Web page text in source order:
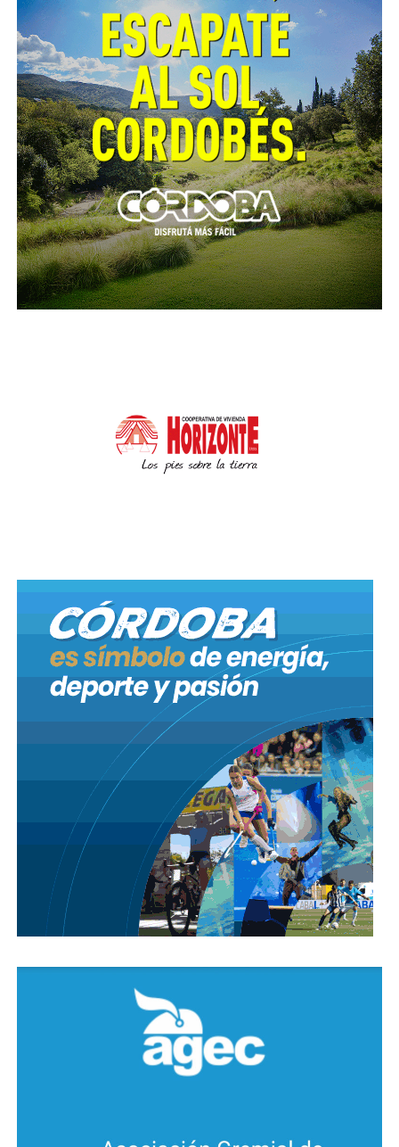
De esta forma, el tribunal llegó a una decisión que
está en sintonía con el mencionado bloque
convencional: le garantizó al niño víctima que su
interés “tuvo una consideración primordial en la
resolución del caso, que en la ponderación de los
intereses involucrados se escogió la opción más
conveniente a sus intereses y que se analizaron las
repercusiones negativas que la aparente neutralidad
del art. 67 (del CP) le ocasionaban”.
En suma, para la Cámara “no resulta razonable ni
adecuado al principio de igualdad que aquellos niños,
niñas y adolescentes que resultaron víctimas de
abusos sexuales en su infancia con anterioridad a la
justicia a causa de haberse operado la prescripción
aumenta de manera considerable la victimización
secundaria, lo cual puede perpetuar las